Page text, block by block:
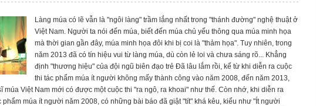
Làng múa có lẽ vẫn là "ngôi làng" trầm lắng nhất trong "thánh đường" nghệ thuật ở
Việt Nam. Người ta nói đến múa, biết đến múa chủ yếu thông qua múa minh họa
mà thời gian gần đây, múa minh họa đôi khi bị coi là "thảm họa". Tuy nhiên, trong
năm 2013 đã có tín hiệu vui từ làng múa, dù còn lẻ loi và chưa sáng rõ... Khẳng
định "thương hiệu" của đội ngũ biên đạo trẻ Đã lâu lắm rồi, kể từ khi diễn ra cuộc
thi tác phẩm múa ít người không mấy thành công vào năm 2008, đến năm 2013,
múa Việt Nam mới có được một cuộc thi "ra ngô, ra khoai" như thế. Còn nhớ, khi diễn ra
phẩm múa ít người năm 2008, có những bài báo đã giật "tít" khá kêu, kiểu như "Ít người